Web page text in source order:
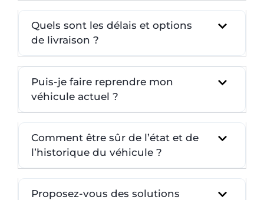
Quels sont les délais et options
de livraison ?
Puis-je faire reprendre mon
véhicule actuel ?
Comment être sûr de l’état et de
l’historique du véhicule ?
Proposez-vous des solutions